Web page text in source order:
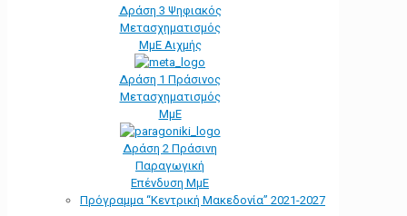
Δράση 3 Ψηφιακός
Μετασχηματισμός
ΜμΕ Αιχμής
Δράση 1 Πράσινος
Μετασχηματισμός
ΜμΕ
Δράση 2 Πράσινη
Παραγωγική
Επένδυση ΜμΕ
Πρόγραμμα “Κεντρική Μακεδονία” 2021-2027